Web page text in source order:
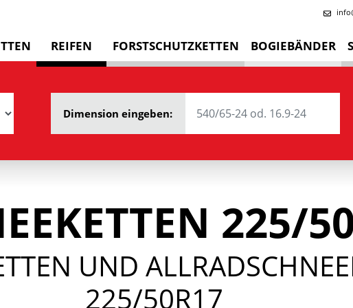
REIFEN FORSTSCHUTZKETTEN BOGIEBÄNDER
Dimension eingeben:
225/
UND
225/50R17